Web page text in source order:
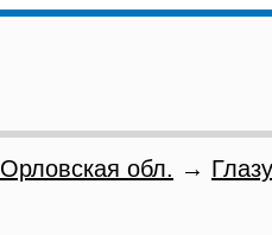
Орловская обл. →